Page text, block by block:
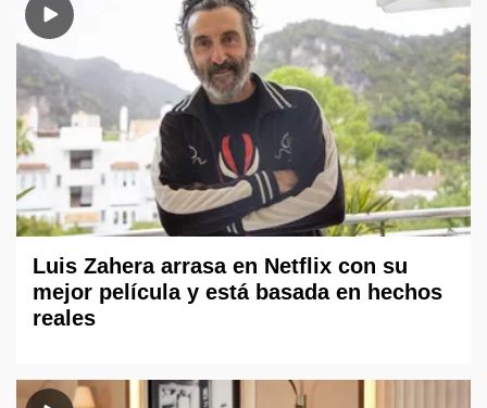
Luis Zahera arrasa en Netflix con su
mejor película y está basada en hechos
reales